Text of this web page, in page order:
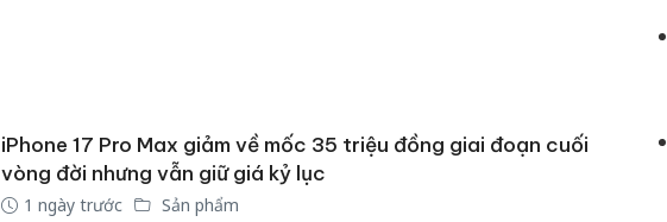
iPhone 17 Pro Max giảm về mốc 35 triệu đồng giai đoạn cuối
vòng đời nhưng vẫn giữ giá kỷ lục
1 ngày trước Sản phẩm